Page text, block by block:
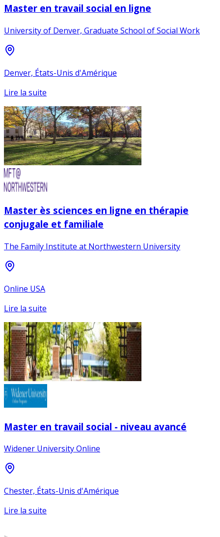
Master en travail social en ligne
University of Denver, Graduate School of Social Work
Denver, États-Unis d'Amérique
Lire la suite
Master ès sciences en ligne en thérapie
conjugale et familiale
The Family Institute at Northwestern University
Online USA
Lire la suite
Master en travail social - niveau avancé
Widener University Online
Chester, États-Unis d'Amérique
Lire la suite